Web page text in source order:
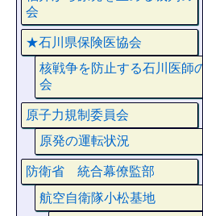
会
★石川県保険医協会
核戦争を防止する石川医師の
会
原子力規制委員会
原発の運転状況
防衛省 統合幕僚監部
航空自衛隊小松基地